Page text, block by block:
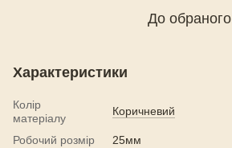
До обраного
Характеристики
Колір
матеріалу
Коричневий
Робочий розмір
25мм